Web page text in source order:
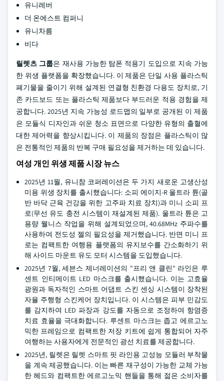
유니레버
더 온에스트 컴퍼니
유니차름
비다
릴렛츠 그룹은 재사용 가능한 탐폰 적용기 도입으로 지속 가능
한 위생 플랫폼을 확장했습니다. 이 제품은 단일 사용 플라스틱
폐기물을 줄이기 위해 설계된 연결형 친환경 다용도 장치로, 기
존 카드보드 또는 플라스틱 제품보다 부드러운 적용 경험을 제
공합니다. 2025년 지속 가능성 로드맵의 일부로 공개된 이 제품
은 모듈식 디자인과 쉬운 청소 표면으로 다양한 유형의 출혈에
대한 제어력을 향상시킵니다. 이 제품의 장점은 플라스틱이 많
은 전통적인 제품의 반복 구매 필요성을 제거하는 데 있습니다.
여성 개인 위생 제품 시장 뉴스
2025년 11월, 유니참 코퍼레이션은 두 가지 새로운 고생산성
미용 위생 장치를 출시했습니다: 소피 에이지-R 울트라 튠(골
반 바닥 근육 건강을 위한 고주파 치료 장치)과 미니 소피 프
로(무선 유도 충전 시스템이 재설계된 제품). 울트라 튠은 고
용량 웰니스 작업을 위해 설계되었으며, 40.68MHz 주파수를
사용하여 전도성 젤의 필요성을 제거했습니다. 반면 미니 프
로는 컴팩트한 여행용 플랫폼의 유지보수를 간소화하기 위
해 사이드 마운트 유도 모터 시스템을 도입했습니다.
2025년 7월, 세븐스 제너레이션의 "프리 앤 클린" 라인은 루
센트 인티메이트 LED 마스크를 출시했습니다. 이는 고효율
광원과 독자적인 스마트 어댑트 스킨 센싱 시스템이 장착된
자율 주행형 스킨케어 장치입니다. 이 시스템은 피부 민감도
를 감지하여 LED 파장과 강도를 자동으로 조정하여 항염증
치료 효율을 극대화합니다. 루센트 마스크는 좁고 에르고노
믹한 프레임으로 컴팩트한 저장 키트에 쉽게 통합되어 자주
여행하는 사용자에게 전문적인 광선 치료를 제공합니다.
2025년, 릴렛은 릴렛 스마트 핏 라인용 고성능 모듈러 부착물
을 계속 제공했습니다. 이는 빠른 재구성이 가능한 교체 가능
한 헤드와 컴팩트한 에르고노믹 핸들을 통해 젊은 소비자를